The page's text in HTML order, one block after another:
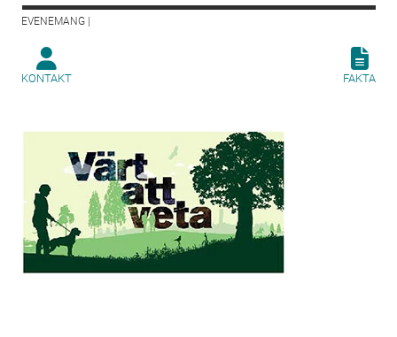
EVENEMANG |
KONTAKT FAKTA